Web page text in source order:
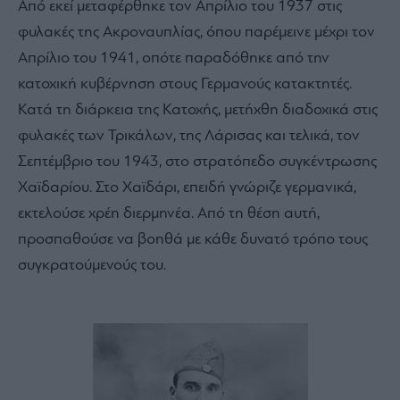
Από εκεί μεταφέρθηκε τον Απρίλιο του 1937 στις
φυλακές της Ακροναυπλίας, όπου παρέμεινε μέχρι τον
Απρίλιο του 1941, οπότε παραδόθηκε από την
κατοχική κυβέρνηση στους Γερμανούς κατακτητές.
Κατά τη διάρκεια της Κατοχής, μετήχθη διαδοχικά στις
φυλακές των Τρικάλων, της Λάρισας και τελικά, τον
Σεπτέμβριο του 1943, στο στρατόπεδο συγκέντρωσης
Χαϊδαρίου. Στο Χαϊδάρι, επειδή γνώριζε γερμανικά,
εκτελούσε χρέη διερμηνέα. Από τη θέση αυτή,
προσπαθούσε να βοηθά με κάθε δυνατό τρόπο τους
συγκρατούμενούς του.